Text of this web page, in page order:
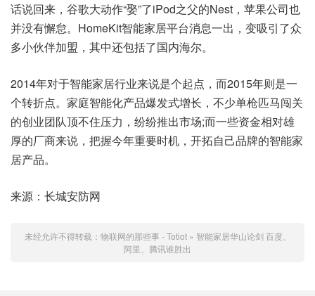
话说回来，谷歌大动作“娶”了iPod之父的Nest，苹果公司也
并没有懈怠。HomeKit智能家居平台消息一出，变吸引了众
多小伙伴加盟，其中还包括了国内海尔。
2014年对于智能家居行业来说是个起点，而2015年则是一
个转折点。家庭智能化产品爆发式增长，不少单枪匹马闯关
的创业团队顶不住压力，纷纷推出市场;而一些资金相对雄
厚的厂商来说，把握今年重要时机，开拓自己品牌的智能家
居产品。
来源：长城安防网
未经允许不得转载： 物联网的那些事 - Totiot» 智能家居华山论剑 百度、
阿里、腾讯谁胜出